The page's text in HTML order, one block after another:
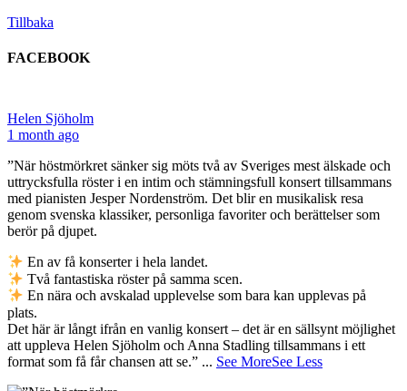
Tillbaka
FACEBOOK
Helen Sjöholm
1 month ago
”När höstmörkret sänker sig möts två av Sveriges mest älskade och
uttrycksfulla röster i en intim och stämningsfull konsert tillsammans
med pianisten Jesper Nordenström. Det blir en musikalisk resa
genom svenska klassiker, personliga favoriter och berättelser som
berör på djupet.
En av få konserter i hela landet.
Två fantastiska röster på samma scen.
En nära och avskalad upplevelse som bara kan upplevas på
plats.
Det här är långt ifrån en vanlig konsert – det är en sällsynt möjlighet
att uppleva Helen Sjöholm och Anna Stadling tillsammans i ett
format som få får chansen att se.” ... See MoreSee Less